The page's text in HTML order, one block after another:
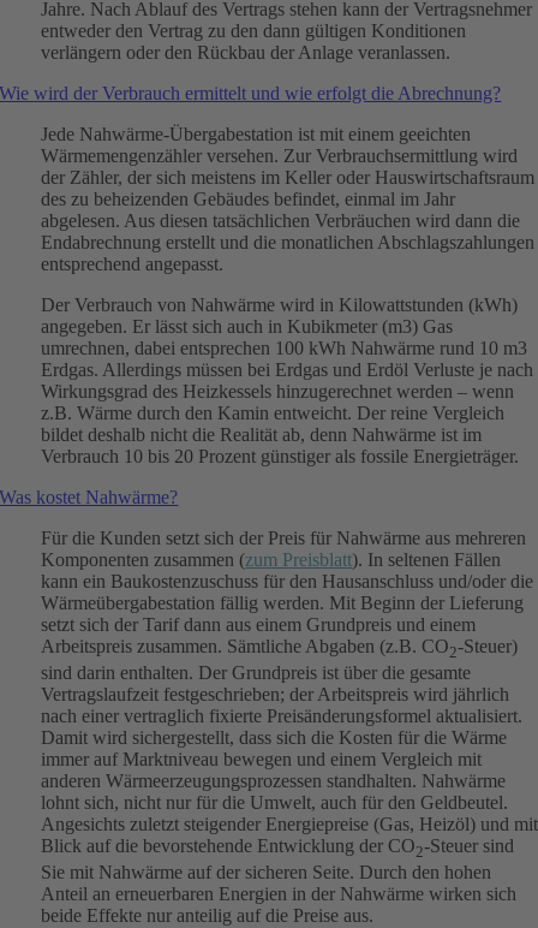
Jahre. Nach Ablauf des Vertrags stehen kann der Vertragsnehmer
entweder den Vertrag zu den dann gültigen Konditionen
verlängern oder den Rückbau der Anlage veranlassen.
Wie wird der Verbrauch ermittelt und wie erfolgt die Abrechnung?
Jede Nahwärme-Übergabestation ist mit einem geeichten
Wärmemengenzähler versehen. Zur Verbrauchsermittlung wird
der Zähler, der sich meistens im Keller oder Hauswirtschaftsraum
des zu beheizenden Gebäudes befindet, einmal im Jahr
abgelesen. Aus diesen tatsächlichen Verbräuchen wird dann die
Endabrechnung erstellt und die monatlichen Abschlagszahlungen
entsprechend angepasst.
Der Verbrauch von Nahwärme wird in Kilowattstunden (kWh)
angegeben. Er lässt sich auch in Kubikmeter (m3) Gas
umrechnen, dabei entsprechen 100 kWh Nahwärme rund 10 m3
Erdgas. Allerdings müssen bei Erdgas und Erdöl Verluste je nach
Wirkungsgrad des Heizkessels hinzugerechnet werden – wenn
z.B. Wärme durch den Kamin entweicht. Der reine Vergleich
bildet deshalb nicht die Realität ab, denn Nahwärme ist im
Verbrauch 10 bis 20 Prozent günstiger als fossile Energieträger.
Was kostet Nahwärme?
Für die Kunden setzt sich der Preis für Nahwärme aus mehreren
Komponenten zusammen (zum Preisblatt). In seltenen Fällen
kann ein Baukostenzuschuss für den Hausanschluss und/oder die
Wärmeübergabestation fällig werden. Mit Beginn der Lieferung
setzt sich der Tarif dann aus einem Grundpreis und einem
Arbeitspreis zusammen. Sämtliche Abgaben (z.B. CO2-Steuer)
sind darin enthalten. Der Grundpreis ist über die gesamte
Vertragslaufzeit festgeschrieben; der Arbeitspreis wird jährlich
nach einer vertraglich fixierte Preisänderungsformel aktualisiert.
Damit wird sichergestellt, dass sich die Kosten für die Wärme
immer auf Marktniveau bewegen und einem Vergleich mit
anderen Wärmeerzeugungsprozessen standhalten. Nahwärme
lohnt sich, nicht nur für die Umwelt, auch für den Geldbeutel.
Angesichts zuletzt steigender Energiepreise (Gas, Heizöl) und mit
Blick auf die bevorstehende Entwicklung der CO2-Steuer sind
Sie mit Nahwärme auf der sicheren Seite. Durch den hohen
Anteil an erneuerbaren Energien in der Nahwärme wirken sich
beide Effekte nur anteilig auf die Preise aus.